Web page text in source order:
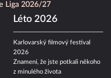
Liga 2026/27
Léto 2026
Karlovarský filmový festival
2026
Znamení, že jste potkali někoho
z minulého života